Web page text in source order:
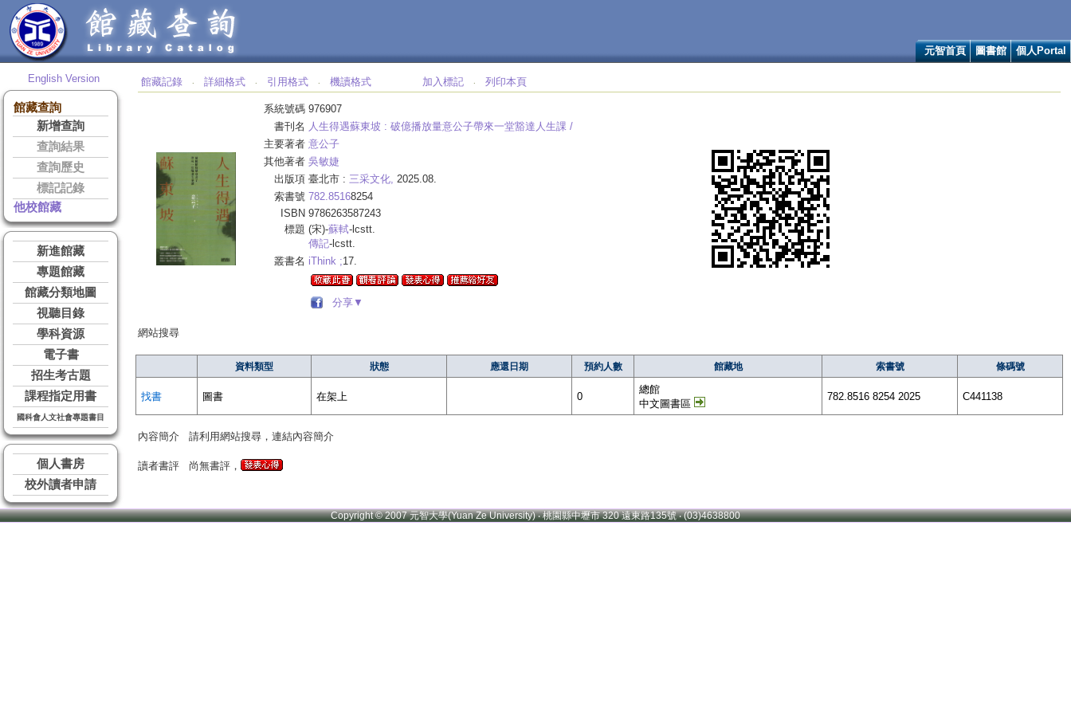
元智首頁 圖書館 個人Portal
English Version
館藏查詢
新增查詢
查詢結果
查詢歷史
標記記錄
他校館藏
新進館藏
專題館藏
館藏分類地圖
視聽目錄
學科資源
電子書
招生考古題
課程指定用書
國科會人文社會專題書目
個人書房
校外讀者申請
館藏記錄 ‧ 詳細格式 ‧ 引用格式 ‧ 機讀格式 加入標記 ‧ 列印本頁
系統號碼 976907
書刊名 人生得遇蘇東坡 : 破億播放量意公子帶來一堂豁達人生課 /
主要著者 意公子
其他著者 吳敏婕
出版項 臺北市 : 三采文化, 2025.08.
索書號 782.85168254
ISBN 9786263587243
標題 (宋)-蘇軾-lcstt.
傳記-lcstt.
叢書名 iThink ;17.
分享▼
網站搜尋
資料類型 狀態 應還日期 預約人數 館藏地 索書號 條碼號
找書 圖書 在架上 0
總館
中文圖書區
782.8516 8254 2025 C441138
內容簡介 請利用網站搜尋，連結內容簡介
讀者書評 尚無書評，
Copyright © 2007 元智大學(Yuan Ze University) ‧ 桃園縣中壢市 320 遠東路135號 ‧ (03)4638800